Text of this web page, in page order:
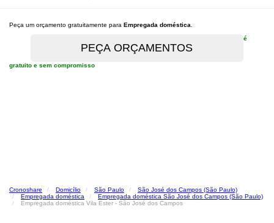
Peça um orçamento gratuitamente para Empregada doméstica
é
gratuito e sem compromisso
Cronoshare Domicílio São Paulo
São José dos Campos (São Paulo)
Empregada doméstica
Empregada doméstica São José dos Campos (São Paulo)
Empregada doméstica Vila Ester - São José dos Campos